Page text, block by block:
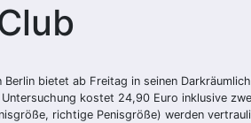
Berlin bietet ab Freitag in seinen
kostet 24,90 Euro inklusive
richtige Penisgröße) werden